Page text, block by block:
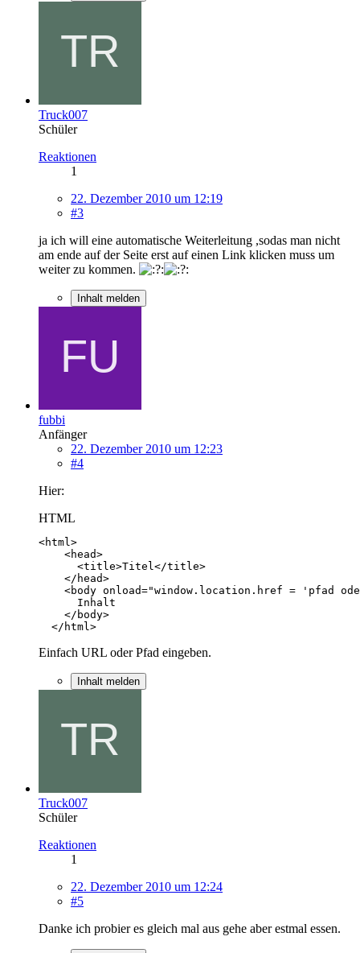
Truck007
Schüler
Reaktionen
1
22. Dezember 2010 um 12:19
#3
ja ich will eine automatische Weiterleitung ,sodas man nicht
am ende auf der Seite erst auf einen Link klicken muss um
weiter zu kommen.
Inhalt melden
fubbi
Anfänger
22. Dezember 2010 um 12:23
#4
Hier:
HTML
  </html>
Einfach URL oder Pfad eingeben.
Inhalt melden
Truck007
Schüler
Reaktionen
1
22. Dezember 2010 um 12:24
#5
Danke ich probier es gleich mal aus gehe aber estmal essen.